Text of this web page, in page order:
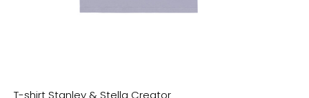
T-shirt Stanley & Stella Creator